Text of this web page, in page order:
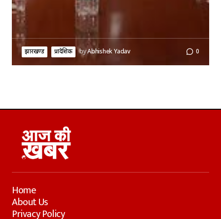
झारखण्ड प्रादेशिक byAbhishek Yadav 0
Home
About Us
Privacy Policy